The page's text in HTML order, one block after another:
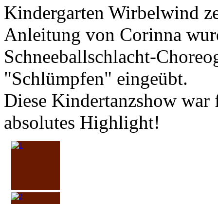
Kindergarten Wirbelwind
Anleitung von Corinna
Schneeballschlacht-
"Schlümpfen" eingeübt.
Diese Kindertanzshow
absolutes Highlight!